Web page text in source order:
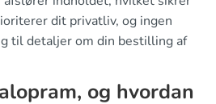
dit privatliv, og ingen
til detaljer om din bestilling af
og hvordan